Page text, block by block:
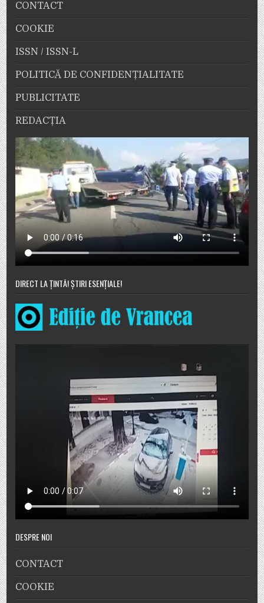
CONTACT
COOKIE
ISSN / ISSN-L
POLITICĂ DE CONFIDENȚIALITATE
PUBLICITATE
REDACȚIA
DIRECT LA ȚINTĂ! ȘTIRI ESENȚIALE!
DESPRE NOI
CONTACT
COOKIE